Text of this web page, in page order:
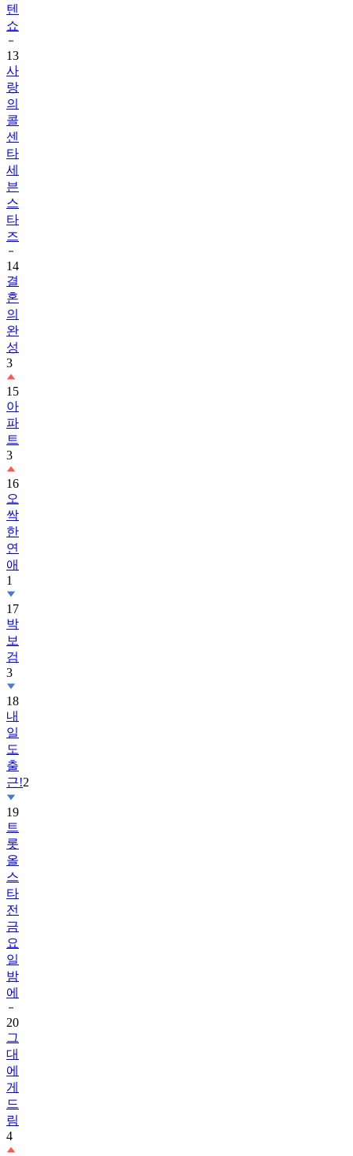
텐
쇼
13
사
랑
의
콜
센
타
세
븐
스
타
즈
14
결
혼
의
완
성
3
15
아
파
트
3
16
오
싹
한
연
애
1
17
박
보
검
3
18
내
일
도
출
근!2
19
트
롯
올
스
타
전
금
요
일
밤
에
20
그
대
에
게
드
림
4